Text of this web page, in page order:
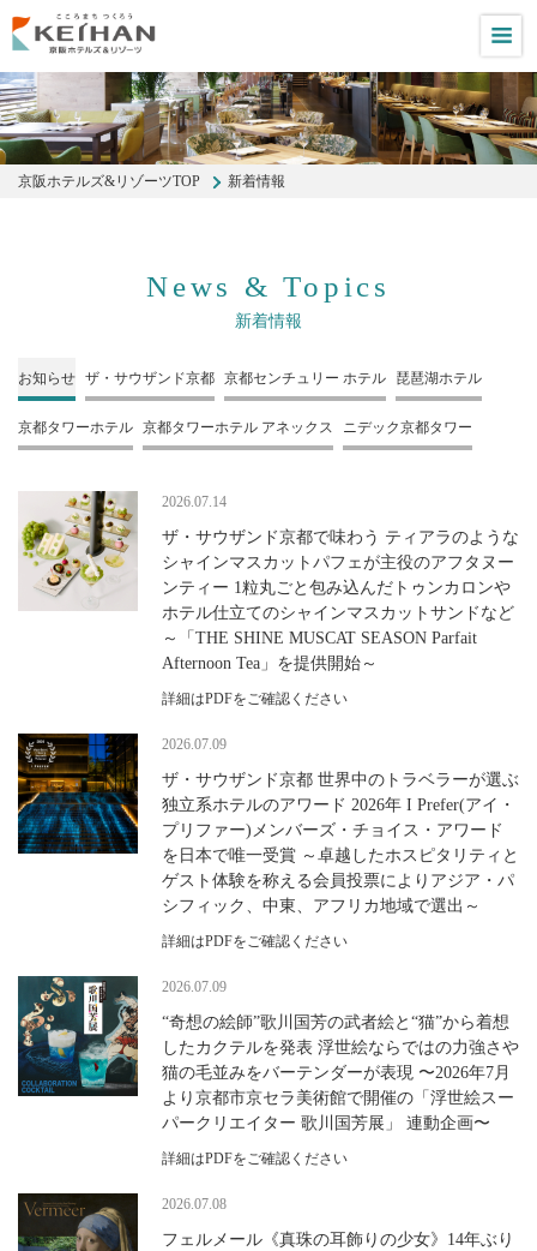
京阪ホテルズ&リゾーツTOP 新着情報
News & Topics
新着情報
お知らせ ザ・サウザンド京都 京都センチュリー ホテル 琵琶湖ホテル
京都タワーホテル 京都タワーホテル アネックス ニデック京都タワー
2026.07.14
ザ・サウザンド京都で味わう ティアラのような
シャインマスカットパフェが主役のアフタヌー
ンティー 1粒丸ごと包み込んだトゥンカロンや
ホテル仕立てのシャインマスカットサンドなど
～「THE SHINE MUSCAT SEASON Parfait
Afternoon Tea」を提供開始～
詳細はPDFをご確認ください
2026.07.09
ザ・サウザンド京都 世界中のトラベラーが選ぶ
独立系ホテルのアワード 2026年 I Prefer(アイ・
プリファー)メンバーズ・チョイス・アワード
を日本で唯一受賞 ～卓越したホスピタリティと
ゲスト体験を称える会員投票によりアジア・パ
シフィック、中東、アフリカ地域で選出～
詳細はPDFをご確認ください
2026.07.09
“奇想の絵師”歌川国芳の武者絵と“猫”から着想
したカクテルを発表 浮世絵ならではの⼒強さや
猫の⽑並みをバーテンダーが表現 〜2026年7⽉
より京都市京セラ美術館で開催の「浮世絵スー
パークリエイター 歌川国芳展」 連動企画〜
詳細はPDFをご確認ください
2026.07.08
フェルメール《真珠の耳飾りの少女》14年ぶり